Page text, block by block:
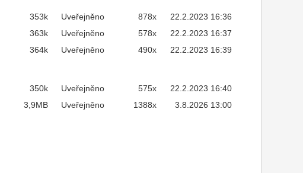
353k Uveřejněno 878x
22.2.2023 16:36
363k Uveřejněno 578x 22.2.2023 16:37
364k Uveřejněno 490x 22.2.2023 16:39
350k Uveřejněno 575x 22.2.2023 16:40
3,9MB Uveřejněno 1388x 3.8.2026 13:00